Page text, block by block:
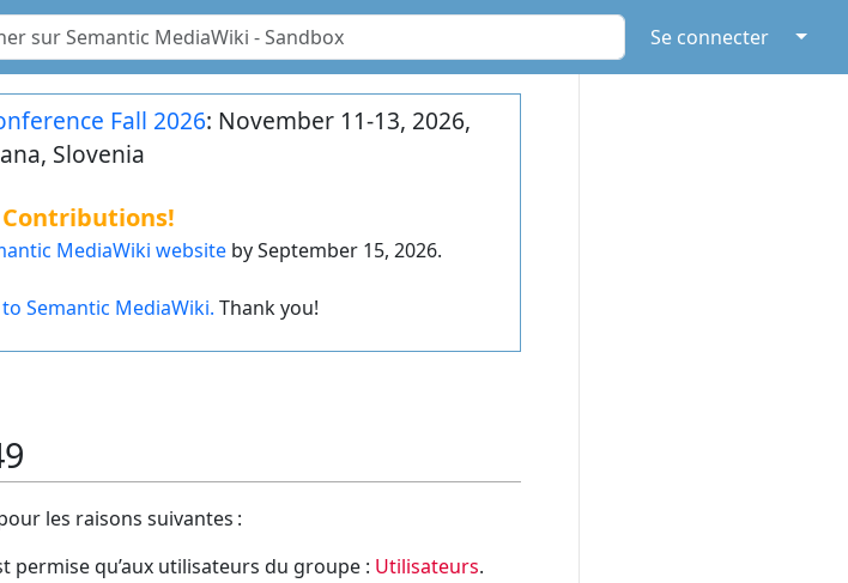
Se connecter ↓
Fall 2026: November 11-13, 2026,
Slovenia
MediaWiki websiteby September 15, 2026.
Semantic MediaWiki. Thank you!
les raisons suivantes :
permise qu’aux utilisateurs du groupe : Utilisateurs.